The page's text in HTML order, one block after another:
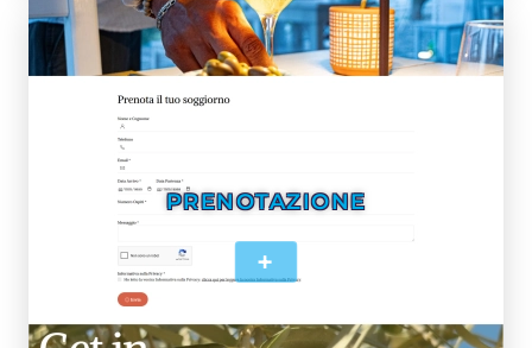
PRENOTAZIONE
+